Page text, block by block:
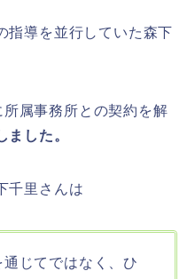
指導を並行していた森下
属事務所との契約を解
ました。
千里さんは
通じてではなく、ひ